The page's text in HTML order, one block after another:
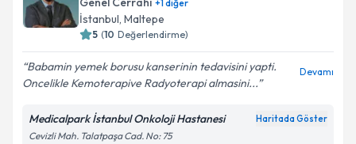
Kişisel verilerimin işlenmesine ilişkinAydınlatma
Metni'ni okudum ve kişisel verilerimin belirtilen
+1diğer
İstanbul, Maltepe
5 (10 Değerlendirme)
Babamin yemek borusu kanserinin tedavisini yapti.
Oncelikle Kemoterapive Radyoterapi almasini...
Devamı
Medicalpark İstanbul Onkoloji Hastanesi Haritada Göster
Cevizli Mah. Talatpaşa Cad. No: 75